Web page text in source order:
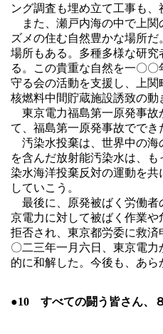
ング調査も埋め立て工事も
また、瀬戸内海の中で上関
ズメの住む自然豊かな場所
場所もある。多種多様な研
る。この貴重な自然を一〇
守る会の活動を支援し、上
核燃料中間貯蔵施設誘致の
東京電力福島第一原発事故
て、福島第一原発事故でで
汚染水投棄は、世界中の海
を含んだ放射能汚染水は、
染水海洋投棄反対の運動を
していこう。
最後に、原発被ばく労働者
京電力に対して被ばく作業
拒否され、東京都労委に救
〇二三年一月六日、東京電
的に和解した。今後も、あ
●10 すべての闘う皆さん、